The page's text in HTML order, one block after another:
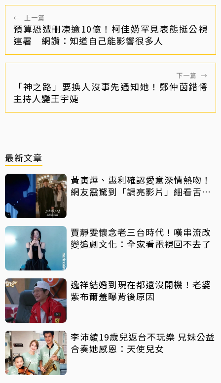
← 上一篇
預算恐遭刪凍逾10億！柯佳嬿罕見表態挺公視
連署 網讚：知道自己能影響很多人
下一篇 →
「神之路」要換人沒事先通知她！鄭仲茵錯愕
主持人變王宇婕
最新文章
黃寅燁、惠利確認愛意深情熱吻！
網友震驚到「調亮影片」細看舌吻
賈靜雯懷念老三台時代！嘆串流改
變追劇文化：全家看電視回不去了
逸祥結婚到現在都還沒開機！老婆
紫布爾羞曝背後原因
李沛綾19歲兒返台不玩樂 兄妹公益
合奏她感恩：天使兒女